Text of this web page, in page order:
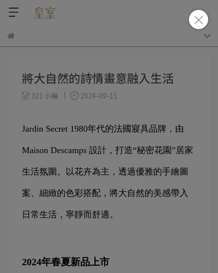
將大自然的詩情畫意融入生活
321 小編 2024-09-11
Jardin Secret 1980年代的法國寢具品牌，由
Maison Descamps 設計，打造“秘密花園”居家
生活氛圍。以花卉為主，透過優雅的手繪圖
案、細緻的色彩搭配，將大自然的美感帶入
日常生活，寧靜而舒適。
2024年春夏新品上市